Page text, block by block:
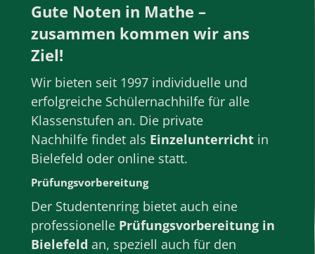
Gute Noten in Mathe –
zusammen kommen wir ans
Ziel!
Wir bieten seit 1997 individuelle und
erfolgreiche Schülernachhilfe für alle
Klassenstufen an. Die private
Nachhilfe findet als Einzelunterricht in
Bielefeld oder online statt.
Prüfungsvorbereitung
Der Studentenring bietet auch eine
professionelle Prüfungsvorbereitung in
Bielefeld an, speziell auch für den